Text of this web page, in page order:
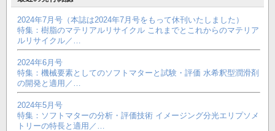
2024年7月号（本誌は2024年7月号をもって休刊いたしました）
特集：樹脂のマテリアルリサイクル これまでとこれからのマテリア
ルリサイクル／…
2024年6月号
特集：機械要素としてのソフトマターと試験・評価 水希釈型潤滑剤
の開発と適用／…
2024年5月号
特集：ソフトマターの分析・評価技術 イメージング分光エリプソメ
トリーの特長と適用／…